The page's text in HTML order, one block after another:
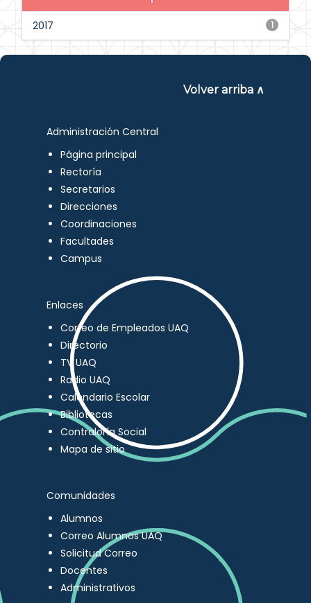
1
2017
Volver arriba ∧
Administración Central
Página principal
Rectoría
Secretarios
Direcciones
Coordinaciones
Facultades
Campus
Enlaces
Correo de Empleados UAQ
Directorio
TV UAQ
Radio UAQ
Calendario Escolar
Bibliotecas
Contraloría Social
Mapa de sitio
Comunidades
Alumnos
Correo Alumnos UAQ
Solicitud Correo
Docentes
Administrativos